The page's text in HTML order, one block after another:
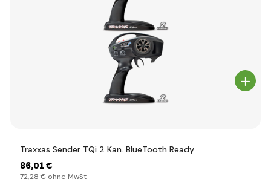
Traxxas Sender TQi 2 Kan. BlueTooth Ready
86,01 €
72,28 € ohne MwSt